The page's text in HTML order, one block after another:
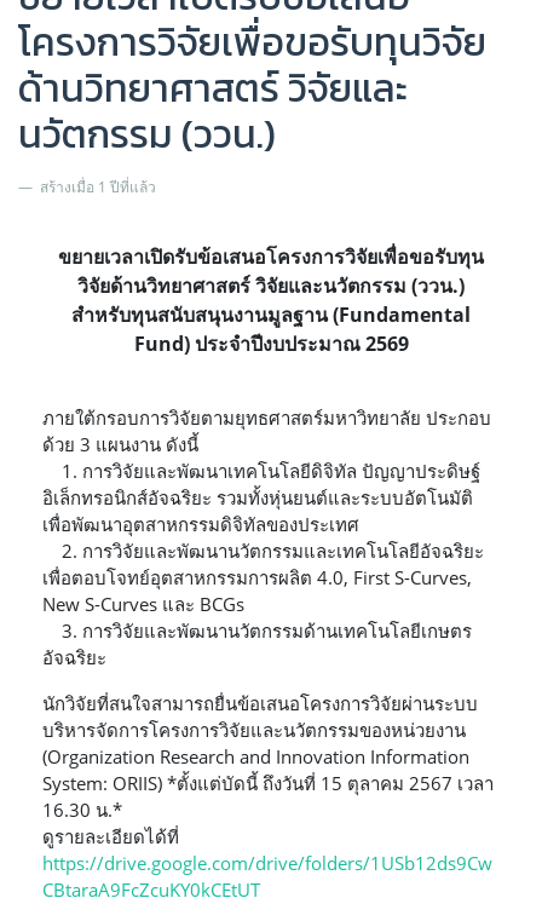
โครงการวิจัยเพื่อขอรับทุนวิจัย
ด้านวิทยาศาสตร์ วิจัยและ
นวัตกรรม (ววน.)
สร้างเมื่อ 1 ปีที่แล้ว
ขยายเวลาเปิดรับข้อเสนอโครงการวิจัยเพื่อขอรับทุน
วิจัยด้านวิทยาศาสตร์ วิจัยและนวัตกรรม (ววน.)
สำหรับทุนสนับสนุนงานมูลฐาน (Fundamental
Fund) ประจำปีงบประมาณ 2569
ภายใต้กรอบการวิจัยตามยุทธศาสตร์มหาวิทยาลัย ประกอบ
ด้วย 3 แผนงาน ดังนี้
1. การวิจัยและพัฒนาเทคโนโลยีดิจิทัล ปัญญาประดิษฐ์
อิเล็กทรอนิกส์อัจฉริยะ รวมทั้งหุ่นยนต์และระบบอัตโนมัติ
เพื่อพัฒนาอุตสาหกรรมดิจิทัลของประเทศ
2. การวิจัยและพัฒนานวัตกรรมและเทคโนโลยีอัจฉริยะ
เพื่อตอบโจทย์อุตสาหกรรมการผลิต 4.0, First S-Curves,
New S-Curves และ BCGs
3. การวิจัยและพัฒนานวัตกรรมด้านเทคโนโลยีเกษตร
อัจฉริยะ
นักวิจัยที่สนใจสามารถยื่นข้อเสนอโครงการวิจัยผ่านระบบ
บริหารจัดการโครงการวิจัยและนวัตกรรมของหน่วยงาน
(Organization Research and Innovation Information
System: ORIIS) *ตั้งแต่บัดนี้ ถึงวันที่ 15 ตุลาคม 2567 เวลา
16.30 น.*
ดูรายละเอียดได้ที่
https://drive.google.com/drive/folders/1USb12ds9Cw
CBtaraA9FcZcuKY0kCEtUT